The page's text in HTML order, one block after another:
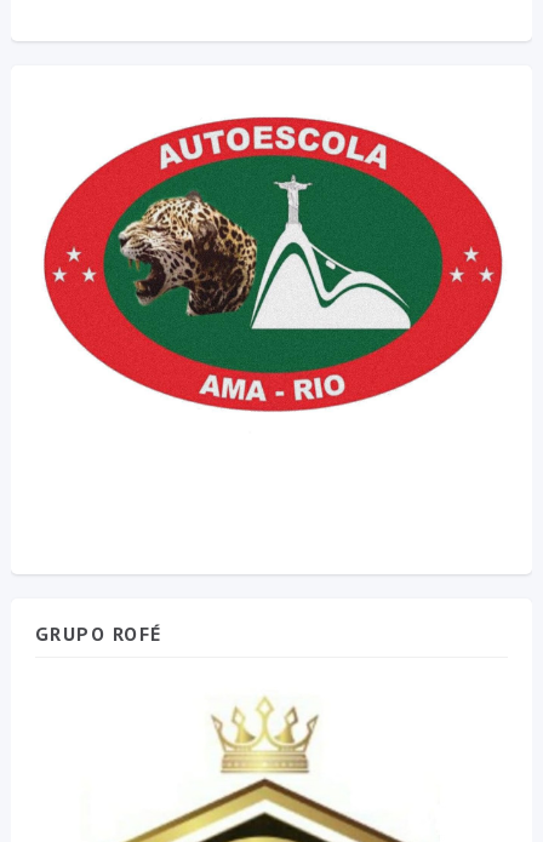
GRUPO ROFÉ